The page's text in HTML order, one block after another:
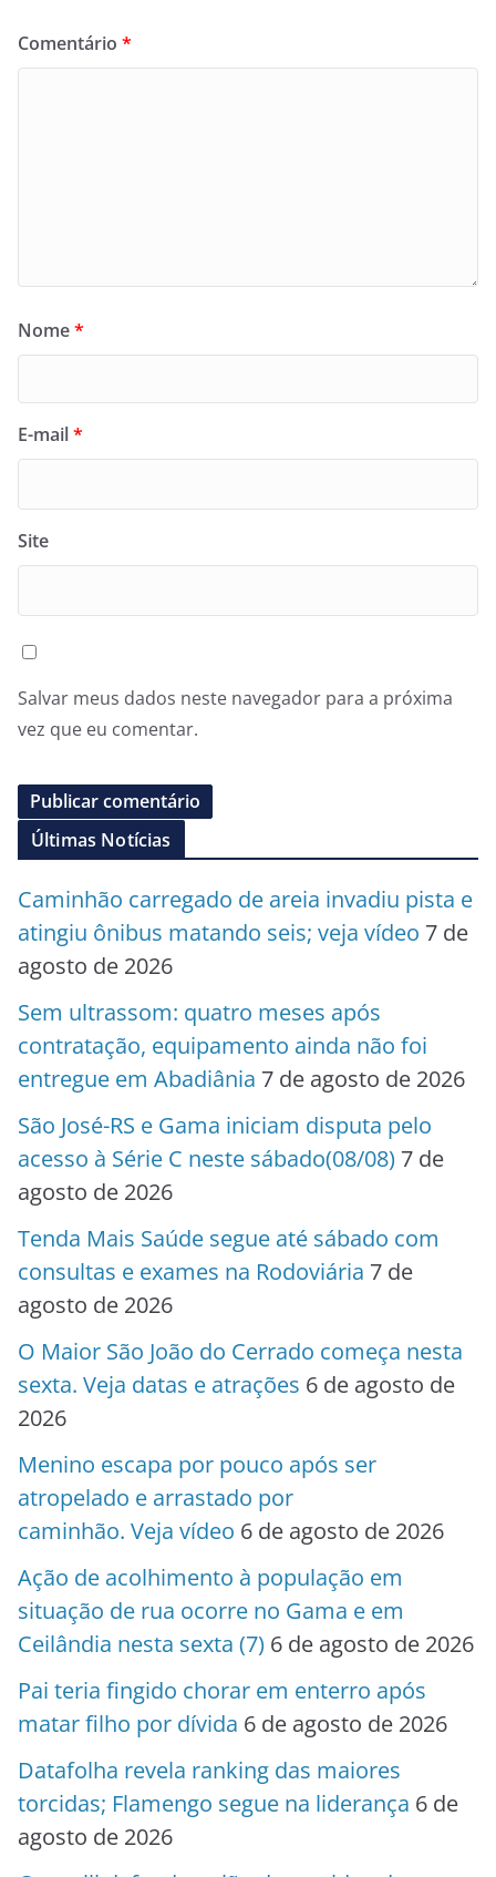
Comentário *
Nome*
E-mail*
Site
Salvar meus dados neste navegador para a próxima
vez que eu comentar.
Últimas Notícias
Caminhão carregado de areia invadiu pista e
atingiu ônibus matando seis; veja vídeo 7 de
agosto de 2026
Sem ultrassom: quatro meses após
contratação, equipamento ainda não foi
entregue em Abadiânia 7 de agosto de 2026
São José-RS e Gama iniciam disputa pelo
acesso à Série C neste sábado(08/08) 7 de
agosto de 2026
Tenda Mais Saúde segue até sábado com
consultas e exames na Rodoviária 7 de
agosto de 2026
O Maior São João do Cerrado começa nesta
sexta. Veja datas e atrações 6 de agosto de
2026
Menino escapa por pouco após ser
atropelado e arrastado por
caminhão. Veja vídeo 6 de agosto de 2026
Ação de acolhimento à população em
situação de rua ocorre no Gama e em
Ceilândia nesta sexta (7) 6 de agosto de 2026
Pai teria fingido chorar em enterro após
matar filho por dívida 6 de agosto de 2026
Datafolha revela ranking das maiores
torcidas; Flamengo segue na liderança 6 de
agosto de 2026